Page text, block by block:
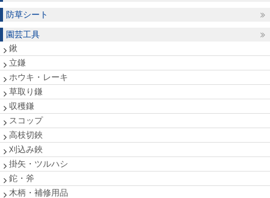
防草シート
園芸工具
鍬
立鎌
ホウキ・レーキ
草取り鎌
収穫鎌
スコップ
高枝切鋏
刈込み鋏
掛矢・ツルハシ
鉈・斧
木柄・補修用品